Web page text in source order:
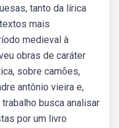
tanto da lírica
mais
medieval à
obras de caráter
sobre camões,
antônio vieira e,
busca analisar
por um livro